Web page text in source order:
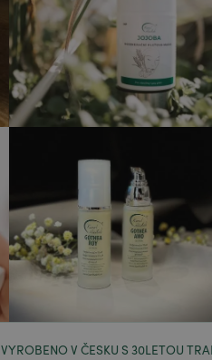
VYROBENO V ČESKU S 30LETOU